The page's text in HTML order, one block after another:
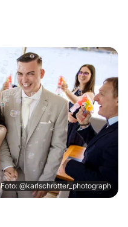
Foto: @karlschrotter_photograph